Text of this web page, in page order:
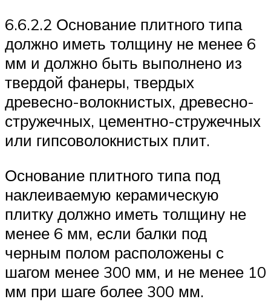
6.6.2.2 Основание плитного типа
должно иметь толщину не менее 6
мм и должно быть выполнено из
твердой фанеры, твердых
древесно-волокнистых, древесно-
стружечных, цементно-стружечных
или гипсоволокнистых плит.
Основание плитного типа под
наклеиваемую керамическую
плитку должно иметь толщину не
менее 6 мм, если балки под
черным полом расположены с
шагом менее 300 мм, и не менее 10
мм при шаге более 300 мм.